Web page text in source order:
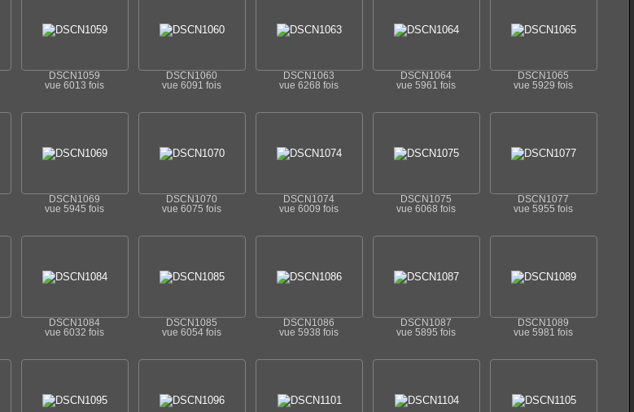
DSCN1059
vue 6013 fois
DSCN1060
vue 6091 fois
DSCN1063
vue 6268 fois
DSCN1064
vue 5961 fois
DSCN1065
vue 5929 fois
DSCN1069
vue 5945 fois
DSCN1070
vue 6075 fois
DSCN1074
vue 6009 fois
DSCN1075
vue 6068 fois
DSCN1077
vue 5955 fois
DSCN1084
vue 6032 fois
DSCN1085
vue 6054 fois
DSCN1086
vue 5938 fois
DSCN1087
vue 5895 fois
DSCN1089
vue 5981 fois